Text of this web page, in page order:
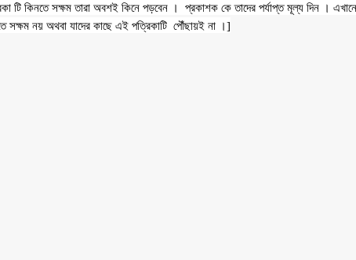
টি কিনতে সক্ষম তারা অবশই কিনে পড়বেন । প্রকাশক কে তাদের পর্যাপ্ত মূল্য দিন । এখানে
সক্ষম নয় অথবা যাদের কাছে এই পত্রিকাটি পৌঁছায়ই না ।]